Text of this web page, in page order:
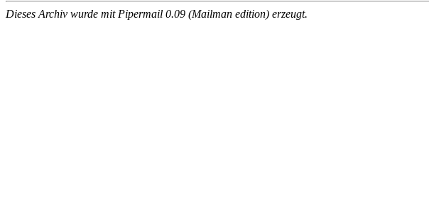
Dieses Archiv wurde mit Pipermail 0.09 (Mailman edition) erzeugt.